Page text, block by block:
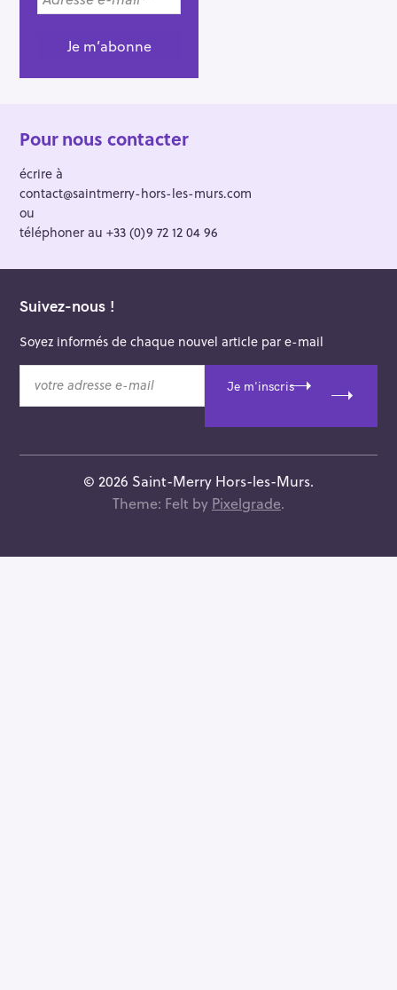
n
Pour nous contacter
écrire à
contact@saintmerry-hors-les-murs.com
ou
téléphoner au +33 (0)9 72 12 04 96
Suivez-nous !
Soyez informés de chaque nouvel article par e-mail
t
e
Je m'inscris
© 2026 Saint-Merry Hors-les-Murs.
Theme: Felt by Pixelgrade.